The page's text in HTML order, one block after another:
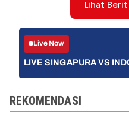
Lihat
Live Now
LIVE SINGAPURA VS